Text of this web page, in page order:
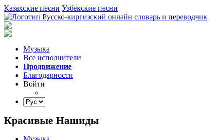
Казахские песни Узбекские песни
Музыка
Все исполнители
Продвижение
Благодарности
Войти
Красивые Нашиды